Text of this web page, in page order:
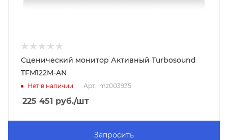
Сценический монитор Активный Turbosound
TFM122M-AN
Нет в наличии Арт.: mz003935
225 451 руб./шт
Запросить